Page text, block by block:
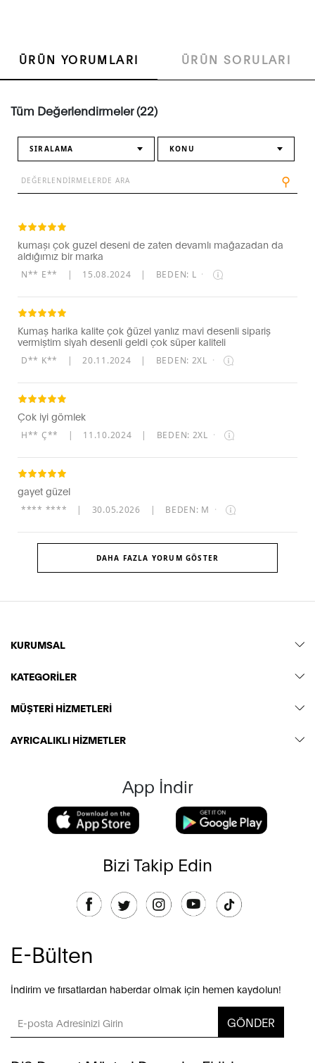
ÜRÜN YORUMLARI ÜRÜN SORULARI
Tüm Değerlendirmeler (22)
SIRALAMA KONU
⚲
kumaşı çok guzel deseni de zaten devamlı mağazadan da
aldığımız bir marka
N** E** | 15.08.2024 | BEDEN: L ·
Kumaş harika kalite çok ğüzel yanlız mavi desenli sipariş
vermiştim siyah desenli geldi çok süper kaliteli
D** K** | 20.11.2024 | BEDEN: 2XL ·
Çok iyi gömlek
H** Ç** | 11.10.2024 | BEDEN: 2XL ·
gayet güzel
**** **** | 30.05.2026 | BEDEN: M ·
DAHA FAZLA YORUM GÖSTER
KURUMSAL
KATEGORİLER
MÜŞTERİ HİZMETLERİ
AYRICALIKLI HİZMETLER
App İndir
Bizi Takip Edin
E-Bülten
İndirim ve fırsatlardan haberdar olmak için hemen kaydolun!
GÖNDER